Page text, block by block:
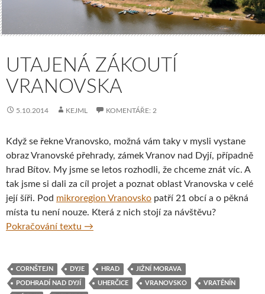
UTAJENÁ ZÁKOUTÍ
VRANOVSKA
5.10.2014 KEJML KOMENTÁŘE: 2
Když se řekne Vranovsko, možná vám taky v mysli vystane
obraz Vranovské přehrady, zámek Vranov nad Dyjí, případně
hrad Bítov. My jsme se letos rozhodli, že chceme znát víc. A
tak jsme si dali za cíl projet a poznat oblast Vranovska v celé
její šíři. Pod mikroregion Vranovsko patří 21 obcí a o pěkná
místa tu není nouze. Která z nich stojí za návštěvu?
Pokračování textu Utajená zákoutí Vranovska
→
CORNŠTEJN DYJE HRAD JIŽNÍ MORAVA
PODHRADÍ NAD DYJÍ UHERČICE VRANOVSKO VRATĚNÍN